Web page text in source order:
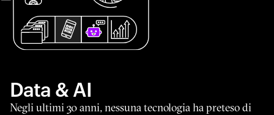
Data & AI
Negli ultimi 30 anni, nessuna tecnologia ha preteso di